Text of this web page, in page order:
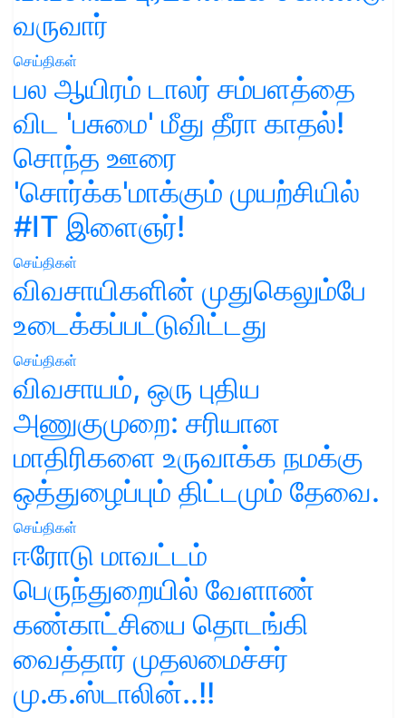
வருவார்
செய்திகள்
பல ஆயிரம் டாலர் சம்பளத்தை
விட 'பசுமை' மீது தீரா காதல்!
சொந்த ஊரை
'சொர்க்க'மாக்கும் முயற்சியில்
#IT இளைஞர்!
செய்திகள்
விவசாயிகளின் முதுகெலும்பே
உடைக்கப்பட்டுவிட்டது
செய்திகள்
விவசாயம், ஒரு புதிய
அணுகுமுறை: சரியான
மாதிரிகளை உருவாக்க நமக்கு
ஒத்துழைப்பும் திட்டமும் தேவை.
செய்திகள்
ஈரோடு மாவட்டம்
பெருந்துறையில் வேளாண்
கண்காட்சியை தொடங்கி
வைத்தார் முதலமைச்சர்
மு.க.ஸ்டாலின்..!!